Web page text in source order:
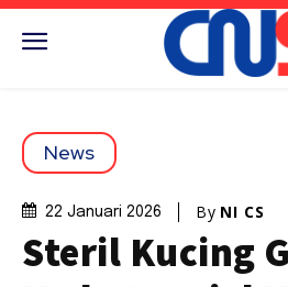
News
22 Januari 2026 By NI CS
Steril Kucing